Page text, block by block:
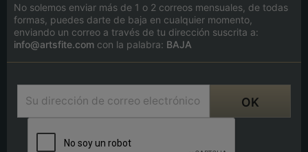
No solemos enviar más de 1 o 2 correos mensuales, de todas
formas, puedes darte de baja en cualquier momento,
enviando un correo a través de tu dirección suscrita a:
info@artsfite.com con la palabra: BAJA